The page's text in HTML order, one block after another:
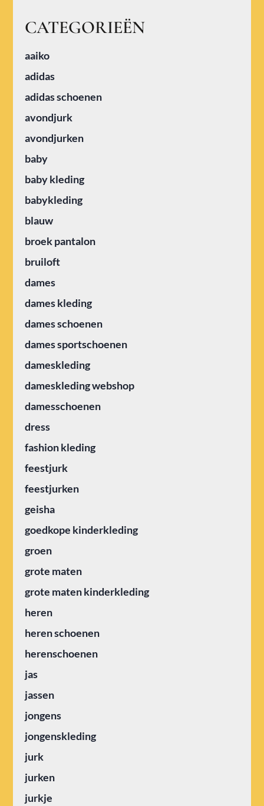
CATEGORIEËN
aaiko
adidas
adidas schoenen
avondjurk
avondjurken
baby
baby kleding
babykleding
blauw
broek pantalon
bruiloft
dames
dames kleding
dames schoenen
dames sportschoenen
dameskleding
dameskleding webshop
damesschoenen
dress
fashion kleding
feestjurk
feestjurken
geisha
goedkope kinderkleding
groen
grote maten
grote maten kinderkleding
heren
heren schoenen
herenschoenen
jas
jassen
jongens
jongenskleding
jurk
jurken
jurkje